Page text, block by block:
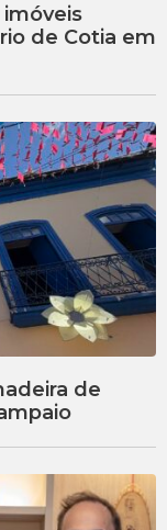
de Cotia em
de